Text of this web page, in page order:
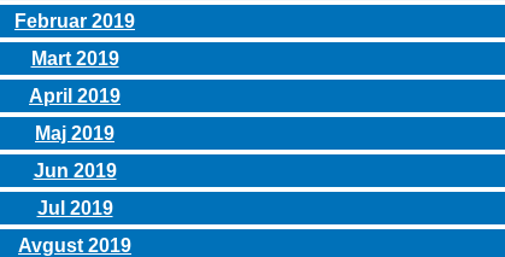
Februar 2019
Mart 2019
April 2019
Maj 2019
Jun 2019
Jul 2019
Avgust 2019